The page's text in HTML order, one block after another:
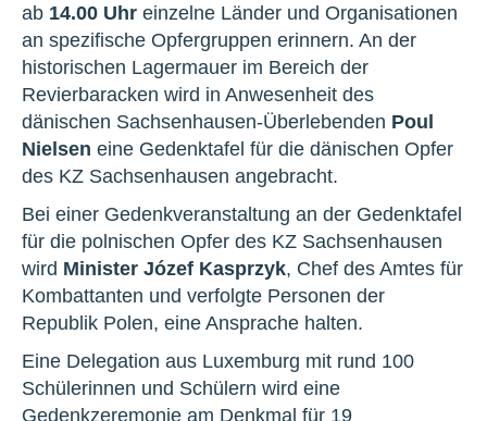
ab 14.00 Uhr einzelne Länder und Organisationen
an spezifische Opfergruppen erinnern. An der
historischen Lagermauer im Bereich der
Revierbaracken wird in Anwesenheit des
dänischen Sachsenhausen-Überlebenden Poul
Nielsen eine Gedenktafel für die dänischen Opfer
des KZ Sachsenhausen angebracht.
Bei einer Gedenkveranstaltung an der Gedenktafel
für die polnischen Opfer des KZ Sachsenhausen
wird Minister Józef Kasprzyk, Chef des Amtes für
Kombattanten und verfolgte Personen der
Republik Polen, eine Ansprache halten.
Eine Delegation aus Luxemburg mit rund 100
Schülerinnen und Schülern wird eine
Gedenkzeremonie am Denkmal für 19